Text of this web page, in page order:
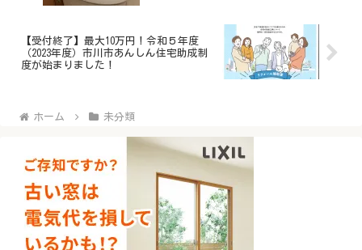
【受付終了】最大10万円！令和５年度
（2023年度）市川市あんしん住宅助成制
度が始まりました！
ホーム 未分類